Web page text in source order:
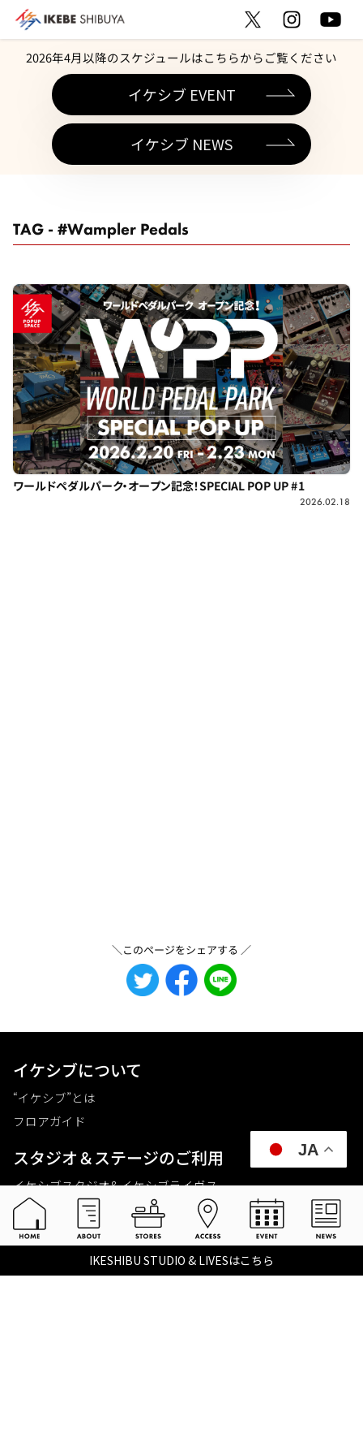
IKESHIBU STUDIO & LIVESはこちら
2026年4月以降のスケジュールはこちらからご覧ください
イケシブ EVENT
イケシブ NEWS
TAG - #Wampler Pedals
ワールドペダルパーク・オープン記念！SPECIAL POP UP #1
2026.02.18
＼このページをシェアする ／
イケシブについて
“イケシブ”とは
フロアガイド
スタジオ＆ステージのご利⽤
イケシブスタジオ& イケシブライヴス
お買いものをする
池部楽器店 総合ECサイト
池部楽器店 店舗一覧
JA